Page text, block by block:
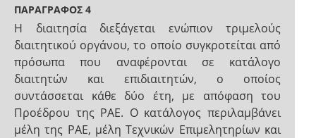
ΠΑΡΑΓΡΑΦΟΣ 4
Η διαιτησία διεξάγεται ενώπιον τριμελούς
διαιτητικού οργάνου, το οποίο συγκροτείται από
πρόσωπα που αναφέρονται σε κατάλογο
διαιτητών και επιδιαιτητών, ο οποίος
συντάσσεται κάθε δύο έτη, με απόφαση του
Προέδρου της ΡΑΕ. Ο κατάλογος περιλαμβάνει
μέλη της ΡΑΕ, μέλη Τεχνικών Επιμελητηρίων και